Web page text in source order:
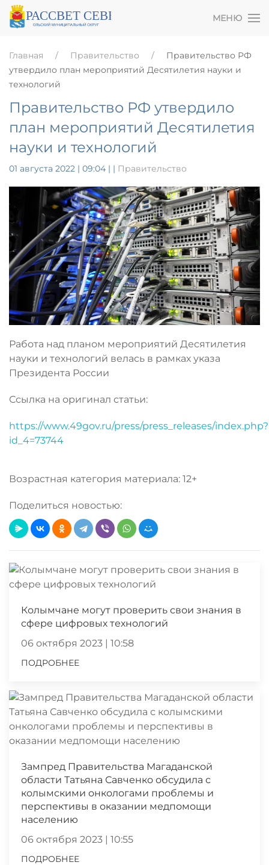
МЕНЮ
Главная Правительство
Правительство РФ
утвердило план мероприятий Десятилетия науки и
технологий
Правительство РФ утвердило
план мероприятий Десятилетия
науки и технологий
01 августа 2022 | 09:04 | | Правительство
Работа над планом мероприятий Десятилетия
науки и технологий велась в рамках указа
Президента России
Ссылка на оригинал статьи:
https://www.49gov.ru/press/press_releases/index.php?
id_4=73744
Возрастная категория материала: 12+
Поделиться новостью:
Колымчане могут проверить свои знания в
сфере цифровых технологий
06 октября 2023 | 10:58
ПОДРОБНЕЕ
Зампред Правительства Магаданской
области Татьяна Савченко обсудила с
колымскими онкологами проблемы и
перспективы в оказании медпомощи
населению
06 октября 2023 | 10:55
ПОДРОБНЕЕ